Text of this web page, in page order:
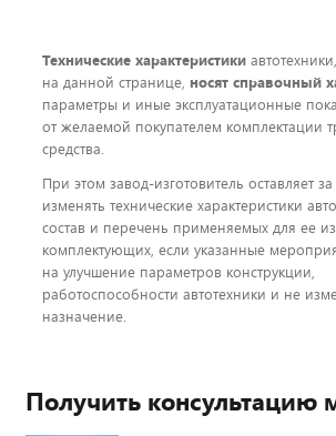
Технические характеристики
на данной странице, носят справочный
параметры и иные эксплуатационные
от желаемой покупателем комплектации
средства.
При этом завод-изготовитель оставляет
изменять технические характеристики
состав и перечень применяемых для ее
комплектующих, если указанные
на улучшение параметров конструкции,
работоспособности автотехники и не
назначение.
Получить консультацию